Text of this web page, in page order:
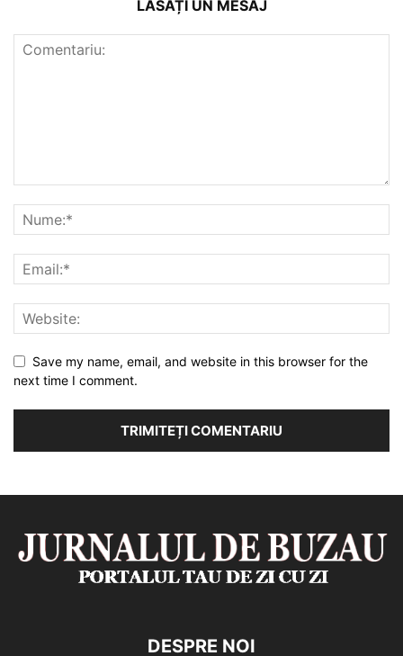
LĂSAȚI UN MESAJ
Save my name, email, and website in this browser for the
next time I comment.
DESPRE NOI